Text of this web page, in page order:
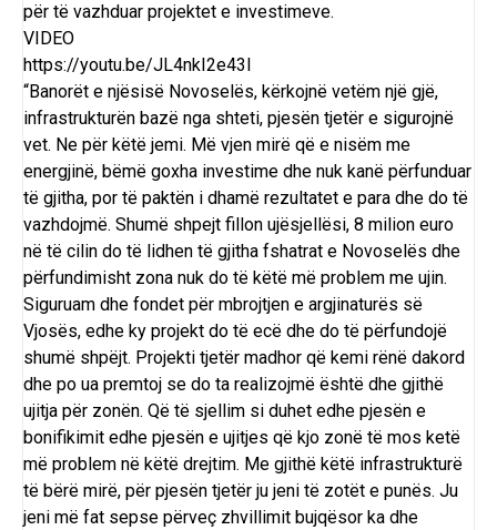
për të vazhduar projektet e investimeve.
VIDEO
https://youtu.be/JL4nkI2e43I
“Banorët e njësisë Novoselës, kërkojnë vetëm një gjë,
infrastrukturën bazë nga shteti, pjesën tjetër e sigurojnë
vet. Ne për këtë jemi. Më vjen mirë që e nisëm me
energjinë, bëmë goxha investime dhe nuk kanë përfunduar
të gjitha, por të paktën i dhamë rezultatet e para dhe do të
vazhdojmë. Shumë shpejt fillon ujësjellësi, 8 milion euro
në të cilin do të lidhen të gjitha fshatrat e Novoselës dhe
përfundimisht zona nuk do të këtë më problem me ujin.
Siguruam dhe fondet për mbrojtjen e argjinaturës së
Vjosës, edhe ky projekt do të ecë dhe do të përfundojë
shumë shpëjt. Projekti tjetër madhor që kemi rënë dakord
dhe po ua premtoj se do ta realizojmë është dhe gjithë
ujitja për zonën. Që të sjellim si duhet edhe pjesën e
bonifikimit edhe pjesën e ujitjes që kjo zonë të mos ketë
më problem në këtë drejtim. Me gjithë këtë infrastrukturë
të bërë mirë, për pjesën tjetër ju jeni të zotët e punës. Ju
jeni më fat sepse përveç zhvillimit bujqësor ka dhe